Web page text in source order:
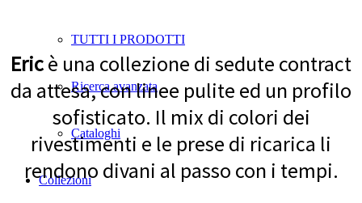
TUTTI I PRODOTTI
Ricerca avanzata
Cataloghi
Collezioni
Ericè una collezione di sedute contract
da attesa, con linee pulite ed un profilo
sofisticato. Il mix di colori dei
rivestimenti e le prese di ricarica li
rendono divani al passo con i tempi.